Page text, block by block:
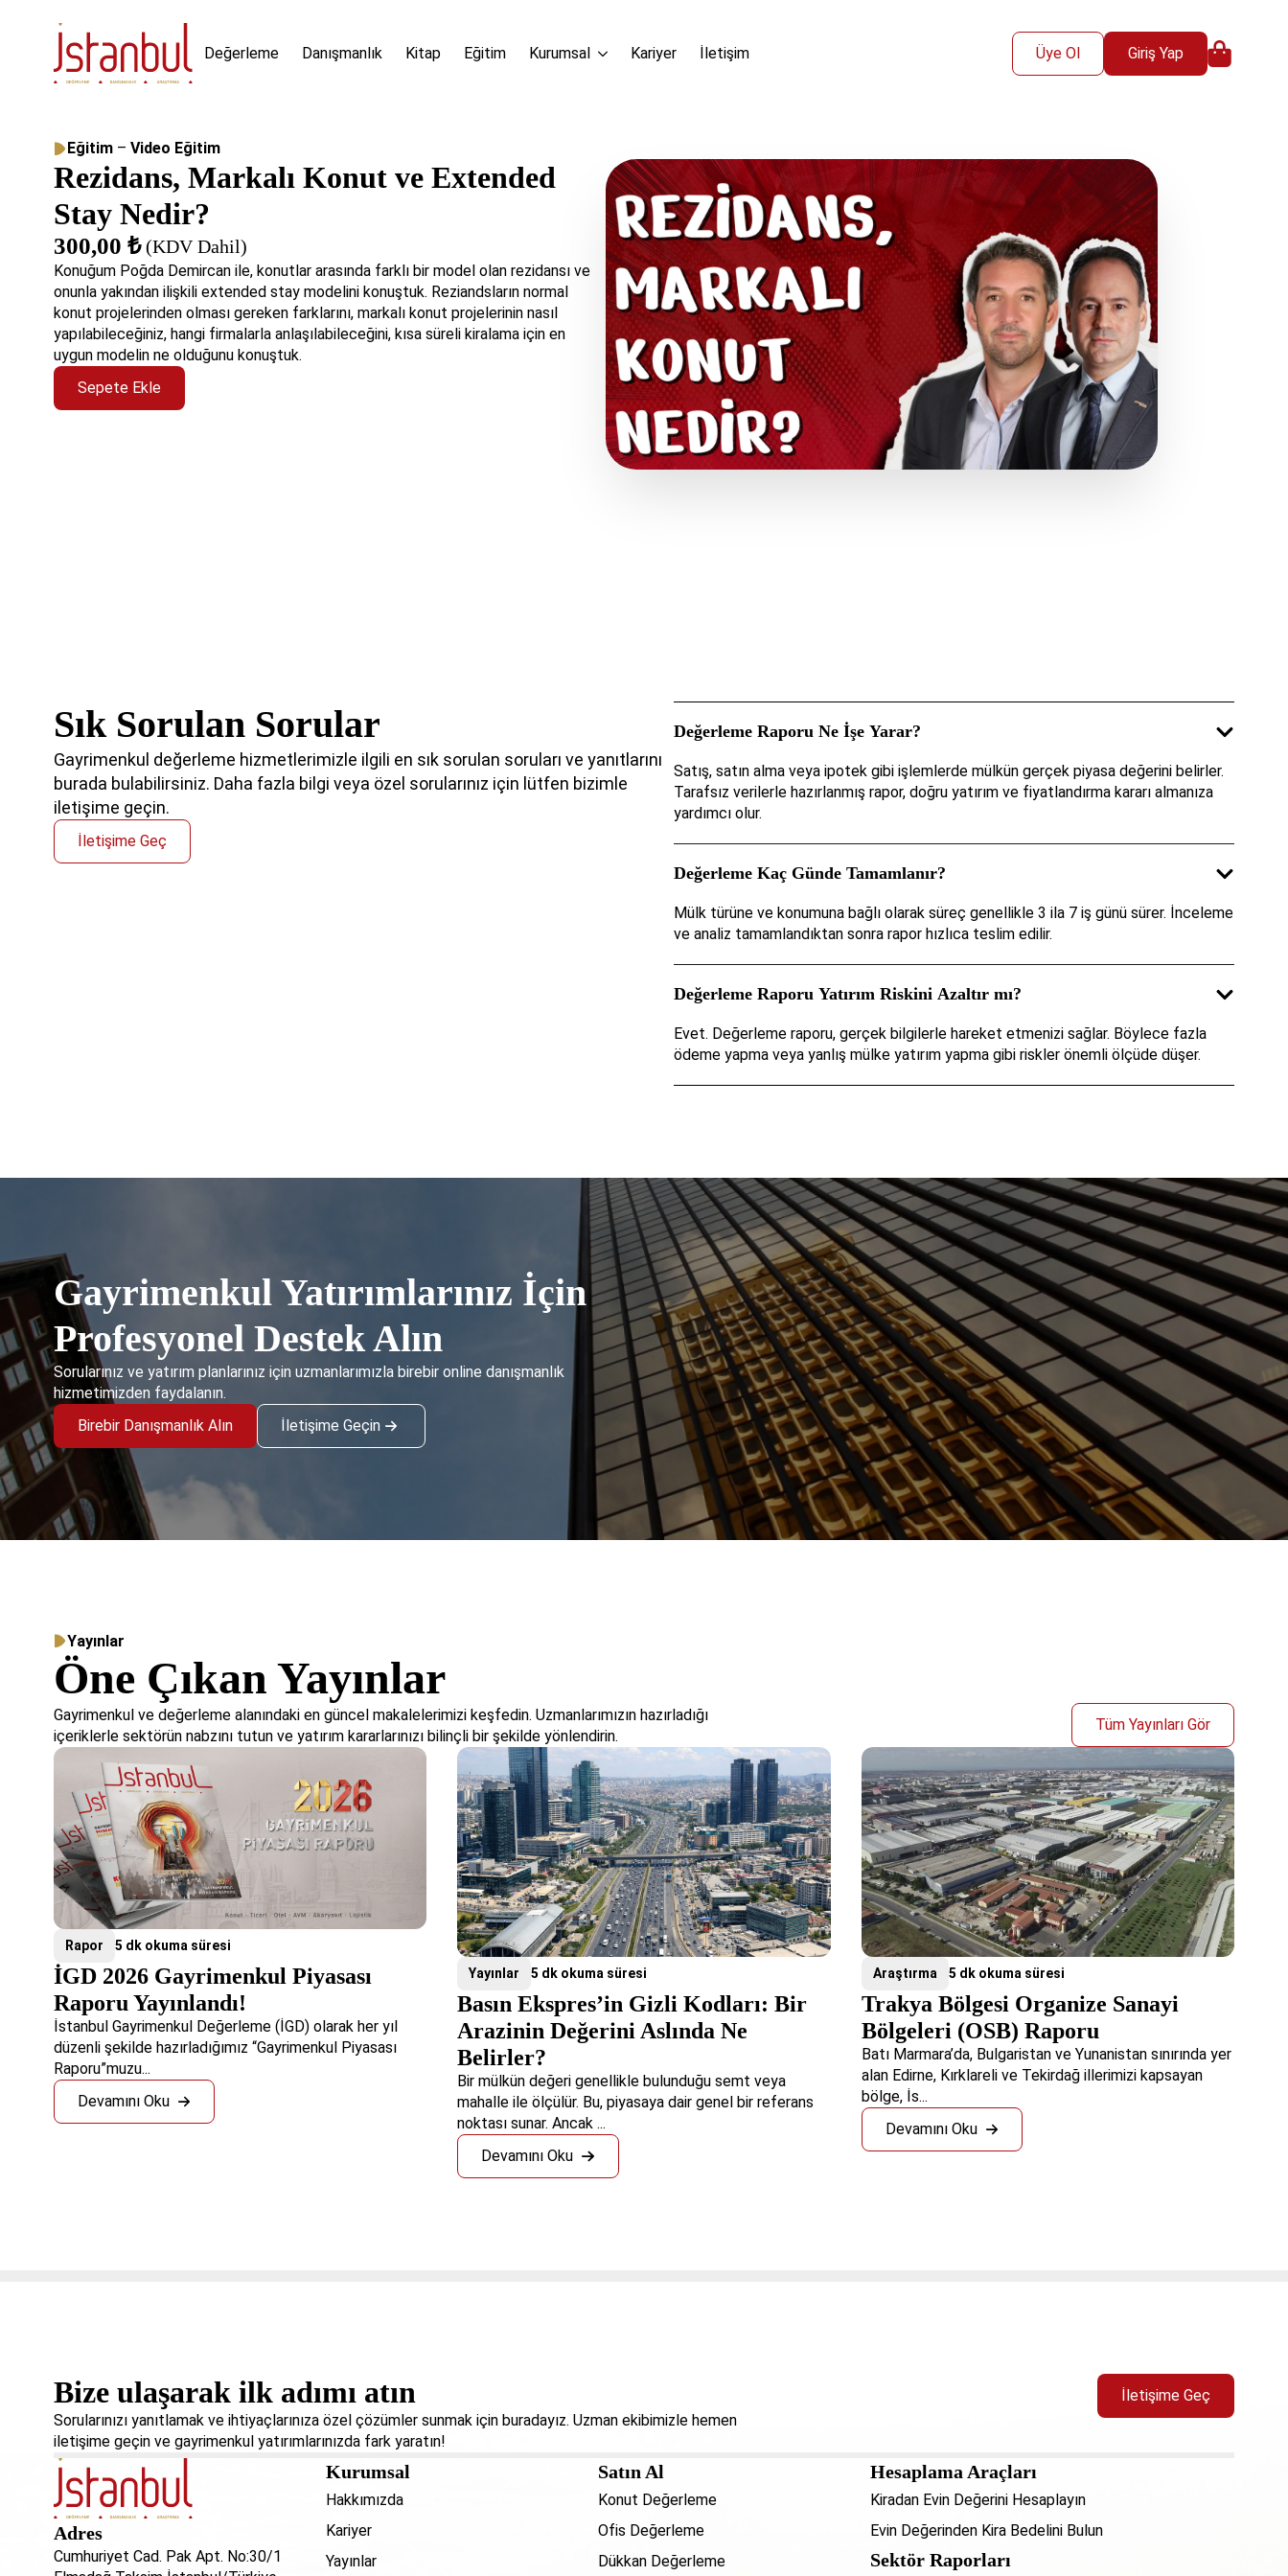
Değerleme Danışmanlık Kitap Eğitim Kurumsal Kariyer İletişim Üye Ol Giriş Yap
Eğitim – Video Eğitim
Rezidans, Markalı Konut ve Extended
Stay Nedir?
300,00 ₺(KDV Dahil)
Konuğum Poğda Demircan ile, konutlar arasında farklı bir model olan rezidansı ve
onunla yakından ilişkili extended stay modelini konuştuk. Reziandsların normal
konut projelerinden olması gereken farklarını, markalı konut projelerinin nasıl
yapılabileceğiniz, hangi firmalarla anlaşılabileceğini, kısa süreli kiralama için en
uygun modelin ne olduğunu konuştuk.
Sepete Ekle
Sık Sorulan Sorular
Gayrimenkul değerleme hizmetlerimizle ilgili en sık sorulan soruları ve yanıtlarını
burada bulabilirsiniz. Daha fazla bilgi veya özel sorularınız için lütfen bizimle
iletişime geçin.
İletişime Geç
Değerleme Raporu Ne İşe Yarar?
Satış, satın alma veya ipotek gibi işlemlerde mülkün gerçek piyasa değerini belirler.
Tarafsız verilerle hazırlanmış rapor, doğru yatırım ve fiyatlandırma kararı almanıza
yardımcı olur.
Değerleme Kaç Günde Tamamlanır?
Mülk türüne ve konumuna bağlı olarak süreç genellikle 3 ila 7 iş günü sürer. İnceleme
ve analiz tamamlandıktan sonra rapor hızlıca teslim edilir.
Değerleme Raporu Yatırım Riskini Azaltır mı?
Evet. Değerleme raporu, gerçek bilgilerle hareket etmenizi sağlar. Böylece fazla
ödeme yapma veya yanlış mülke yatırım yapma gibi riskler önemli ölçüde düşer.
Gayrimenkul Yatırımlarınız İçin
Profesyonel Destek Alın
Sorularınız ve yatırım planlarınız için uzmanlarımızla birebir online danışmanlık
hizmetimizden faydalanın.
Birebir Danışmanlık Alın
İletişime Geçin
Yayınlar
Öne Çıkan Yayınlar
Gayrimenkul ve değerleme alanındaki en güncel makalelerimizi keşfedin. Uzmanlarımızın hazırladığı
içeriklerle sektörün nabzını tutun ve yatırım kararlarınızı bilinçli bir şekilde yönlendirin.
Tüm Yayınları Gör
Rapor 5 dk okuma süresi
İGD 2026 Gayrimenkul Piyasası
Raporu Yayınlandı!
İstanbul Gayrimenkul Değerleme (İGD) olarak her yıl
düzenli şekilde hazırladığımız “Gayrimenkul Piyasası
Raporu”muzu...
Devamını Oku
Yayınlar 5 dk okuma süresi
Basın Ekspres’in Gizli Kodları: Bir
Arazinin Değerini Aslında Ne
Belirler?
Bir mülkün değeri genellikle bulunduğu semt veya
mahalle ile ölçülür. Bu, piyasaya dair genel bir referans
noktası sunar. Ancak ...
Devamını Oku
Araştırma 5 dk okuma süresi
Trakya Bölgesi Organize Sanayi
Bölgeleri (OSB) Raporu
Batı Marmara’da, Bulgaristan ve Yunanistan sınırında yer
alan Edirne, Kırklareli ve Tekirdağ illerimizi kapsayan
bölge, İs...
Devamını Oku
Bize ulaşarak ilk adımı atın
Sorularınızı yanıtlamak ve ihtiyaçlarınıza özel çözümler sunmak için buradayız. Uzman ekibimizle hemen
iletişime geçin ve gayrimenkul yatırımlarınızda fark yaratın!
İletişime Geç
Adres
Cumhuriyet Cad. Pak Apt. No:30/1
Kurumsal
Hakkımızda
Kariyer
Yayınlar
Satın Al
Konut Değerleme
Ofis Değerleme
Dükkan Değerleme
Hesaplama Araçları
Kiradan Evin Değerini Hesaplayın
Evin Değerinden Kira Bedelini Bulun
Sektör Raporları